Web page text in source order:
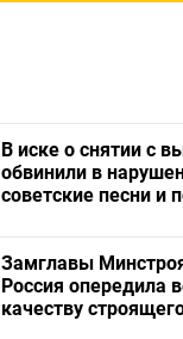
В иске о снятии с
обвинили в
советские песни и
Замглавы
Россия опередила
качеству